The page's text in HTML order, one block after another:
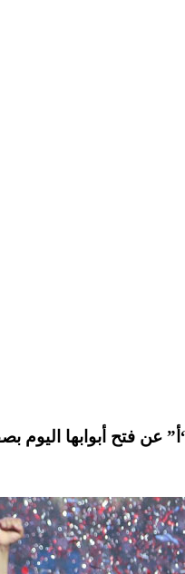
عن فتح أبوابها اليوم